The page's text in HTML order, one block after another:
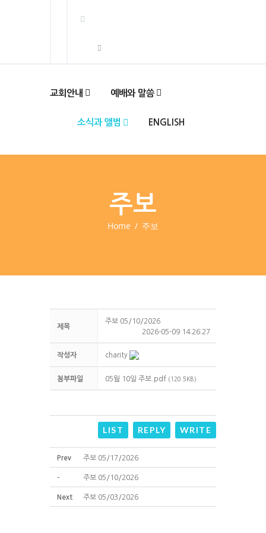
교회안내 예배와 말씀
소식과 앨범 ENGLISH
주보
Home 주보
제목
주보 05/10/2026
2026-05-09 14:26:27
작성자 charity
첨부파일 05월 10일 주보.pdf (120.5KB)
LIST REPLY WRITE
Prev 주보 05/17/2026
- 주보 05/10/2026
Next 주보 05/03/2026